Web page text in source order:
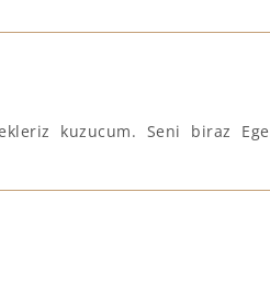
kuzucum. Seni biraz